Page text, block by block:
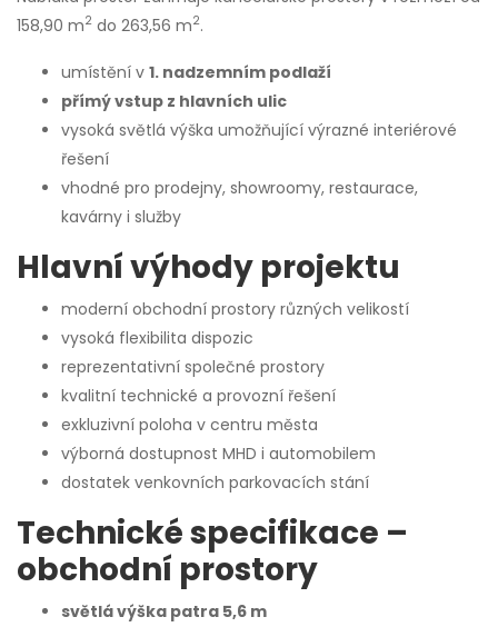
158,90 m2 do 263,56 m2.
umístění v 1. nadzemním podlaží
přímý vstup z hlavních ulic
vysoká světlá výška umožňující výrazné interiérové
řešení
vhodné pro prodejny, showroomy, restaurace,
kavárny i služby
Hlavní výhody projektu
moderní obchodní prostory různých velikostí
vysoká flexibilita dispozic
reprezentativní společné prostory
kvalitní technické a provozní řešení
exkluzivní poloha v centru města
výborná dostupnost MHD i automobilem
dostatek venkovních parkovacích stání
Technické specifikace –
obchodní prostory
světlá výška patra 5,6 m